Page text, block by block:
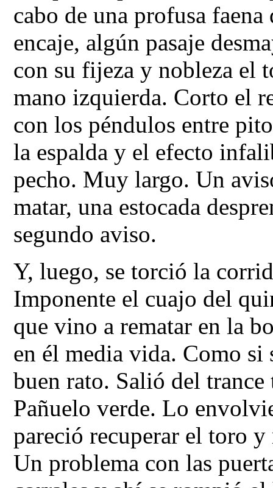
cabo de una profusa
encaje, algún pasaje
con su fijeza y nobleza el
mano izquierda. Corto el
con los péndulos entre
la espalda y el efecto
pecho. Muy largo. Un
matar, una estocada
segundo aviso.
Y, luego, se torció la
Imponente el cuajo del
que vino a rematar en la
en él media vida. Como si
buen rato. Salió del trance
Pañuelo verde. Lo
pareció recuperar el toro
Un problema con las